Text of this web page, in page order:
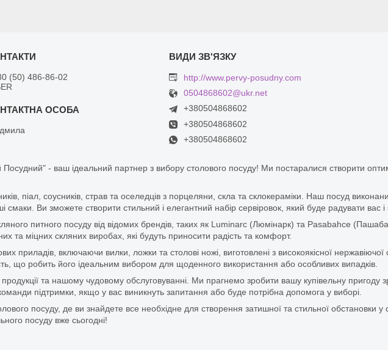
(50) 486-86-02
http://www.pervy-posudny.com
0504868602@ukr.net
+380504868602
+380504868602
+380504868602
- ваш ідеальний партнер з вибору столового посуду! Ми постаралися створити
піал, соусників, страв та оселедців з порцеляни, скла та склокераміки. Наш посуд
Ви зможете створити стильний і елегантний набір сервіровок, який буде радувати вас
питного посуду від відомих брендів, таких як Luminarc (Люмінарк) та Pasabahce
та міцних скляних виробах, які будуть приносити радість та комфорт.
приладів, включаючи вилки, ложки та столові ножі, виготовлені з високоякісної нержавіючої
що робить його ідеальним вибором для щоденного використання або особливих випадків.
та нашому чудовому обслуговуванні. Ми прагнемо зробити вашу купівельну
підтримки, якщо у вас виникнуть запитання або буде потрібна допомога у виборі.
посуду, де ви знайдете все необхідне для створення затишної та стильної обстановки у
посуду вже сьогодні!